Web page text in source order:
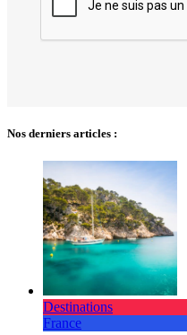
Nos derniers articles :
Destinations
France